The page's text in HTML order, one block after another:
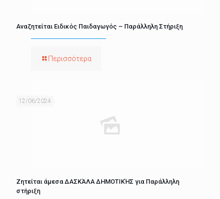
Αναζητείται Ειδικός Παιδαγωγός – Παράλληλη Στήριξη
Περισσότερα
12/06/2024
Ζητείται άμεσα ΔΑΣΚΆΛΑ ΔΗΜΟΤΙΚΉΣ για Παράλληλη
στήριξη